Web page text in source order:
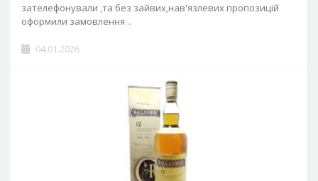
зателефонували ,та без зайвих,нав'язлевих пропозицій
оформили замовлення ..
04.01.2026